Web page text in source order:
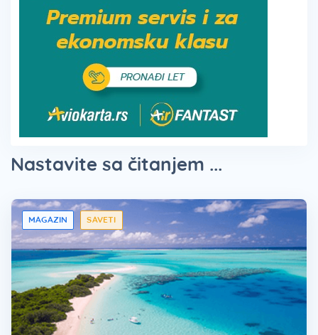
Nastavite sa čitanjem ...
MAGAZIN SAVETI